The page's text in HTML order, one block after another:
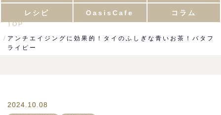
レシピ OasisCafe コラム
TOP
アンチエイジングに効果的！タイのふしぎな青いお茶！バタフ
ライピー
2024.10.08